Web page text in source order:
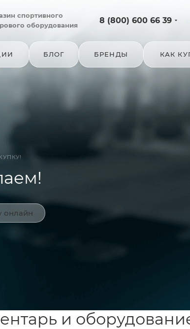
спортивного
оборудования
8 (800) 600 66 39
БЛОГ БРЕНДЫ КАК
онлайн
и